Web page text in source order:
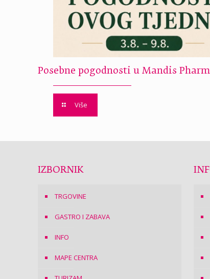
Posebne pogodnosti u Mandis
Više
IZBORNIK
TRGOVINE
GASTRO I ZABAVA
INFO
MAPE CENTRA